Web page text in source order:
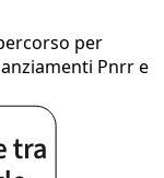
per
Pnrr e